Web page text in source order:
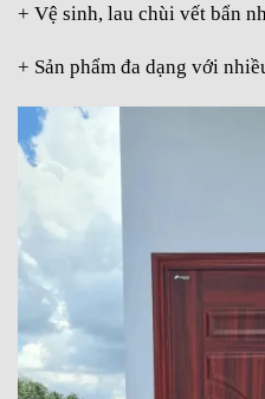
+ Vệ sinh, lau chùi vết bẩn
+ Sản phẩm đa dạng với